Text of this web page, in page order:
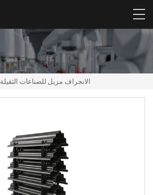
الانجراف مزيل للصناعات الثقيلة